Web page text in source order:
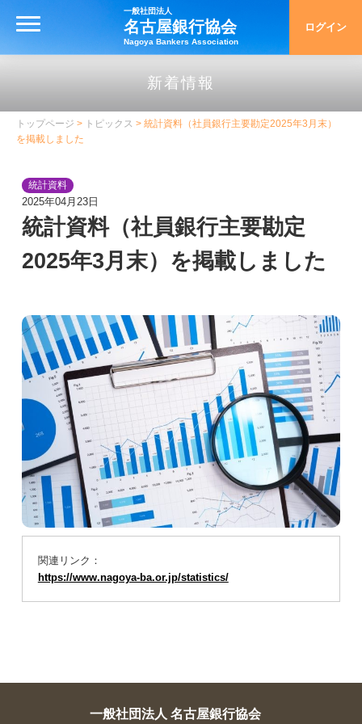
一般社団法人
名古屋銀行協会
Nagoya Bankers Association
ログイン
名古屋銀行協会について
沿革・アーカイブ
名古屋手形交換所の歴史
統計資料
銀行とりひき相談所
よくあるご相談(FAQ)
金融用語の解説
お問い合わせのご注意事項
相談・苦情等の受付状況（2026年度）
過去の相談・苦情等の受付状況
銀行とりひき相談所のコピー
アクセス
プライバシーポリシー
金融リテラシー
新着情報
トップページ > トピックス > 統計資料（社員銀行主要勘定2025年3月末）
を掲載しました
統計資料
2025年04月23日
統計資料（社員銀行主要勘定
2025年3月末）を掲載しました
関連リンク：
https://www.nagoya-ba.or.jp/statistics/
一般社団法人 名古屋銀行協会